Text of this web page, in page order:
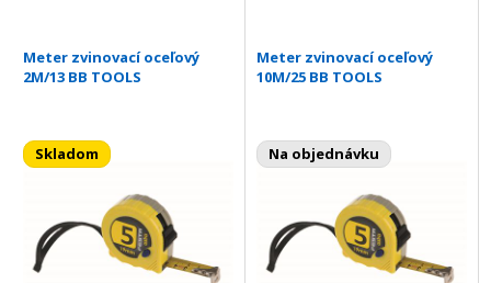
Meter zvinovací oceľový
2M/13 BB TOOLS
Skladom
Meter zvinovací oceľový
10M/25 BB TOOLS
Na objednávku